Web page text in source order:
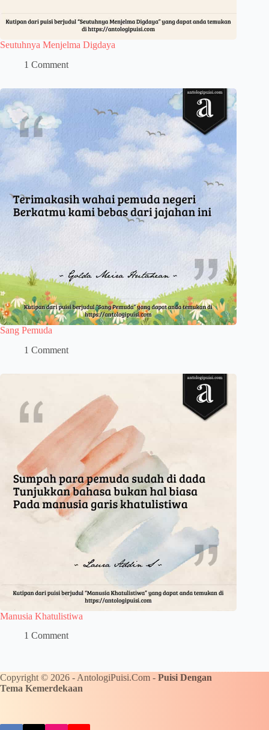
Seutuhnya Menjelma Digdaya
1 Comment
Sang Pemuda
1 Comment
Manusia Khatulistiwa
1 Comment
Copyright © 2026 - AntologiPuisi.Com - Puisi Dengan
Tema Kemerdekaan